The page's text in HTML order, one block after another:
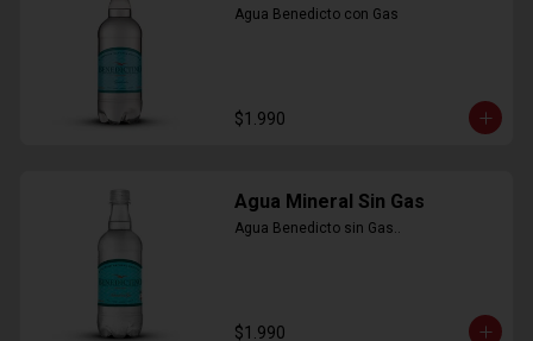
Agua Benedicto con Gas
$1.990
Agua Mineral Sin Gas
Agua Benedicto sin Gas..
$1.990